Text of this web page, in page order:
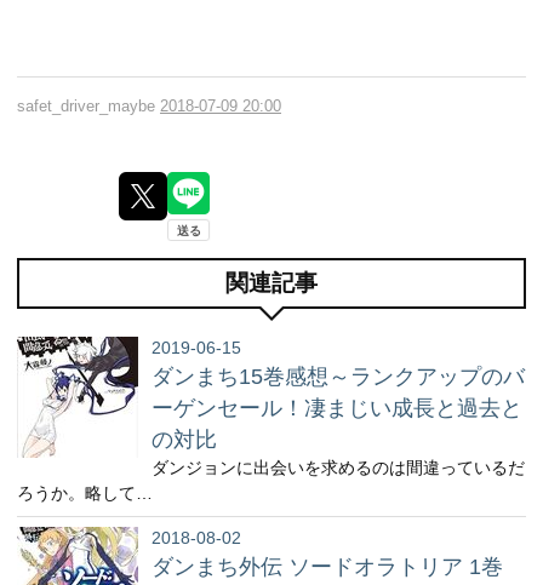
safet_driver_maybe 2018-07-09 20:00
関連記事
2019-06-15
ダンまち15巻感想～ランクアップのバ
ーゲンセール！凄まじい成長と過去と
の対比
ダンジョンに出会いを求めるのは間違っているだ
ろうか。略して…
2018-08-02
ダンまち外伝 ソードオラトリア 1巻